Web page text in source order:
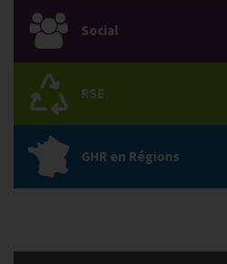
Social
RSE
GHR en Régions